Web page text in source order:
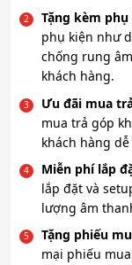
Tặng kèm
phụ kiện như
chống rung
khách hàng.
Ưu đãi mua
mua trả góp
khách hàng
Miễn phí lắp
lắp đặt và
lượng âm
Tặng phiếu
mại phiếu